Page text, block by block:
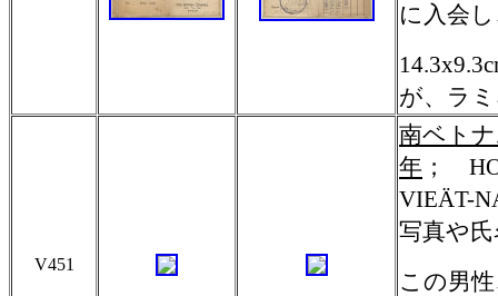
に入会
が、ラ
V451
南ベト
年 ；
VIEÄT-
写真や
この男